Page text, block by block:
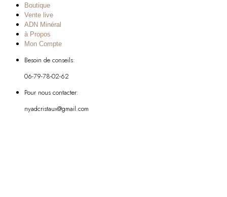
Boutique
Vente live
ADN Minéral
à Propos
Mon Compte
Besoin de conseils:
06-79-78-02-62
Pour nous contacter:
nyadcristaux@gmail.com